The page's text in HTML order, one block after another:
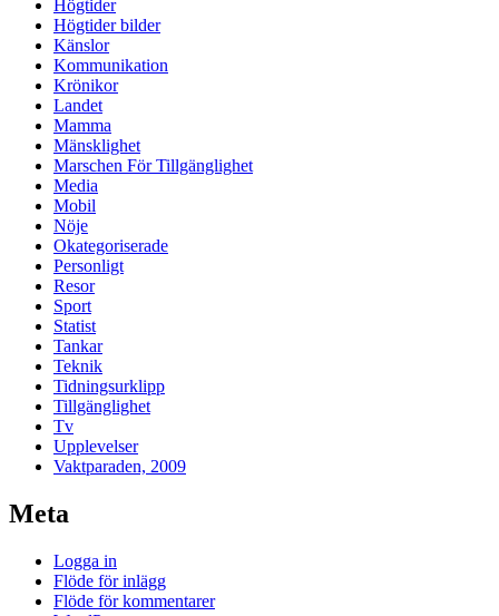
Högtider
Högtider bilder
Känslor
Kommunikation
Krönikor
Landet
Mamma
Mänsklighet
Marschen För Tillgänglighet
Media
Mobil
Nöje
Okategoriserade
Personligt
Resor
Sport
Statist
Tankar
Teknik
Tidningsurklipp
Tillgänglighet
Tv
Upplevelser
Vaktparaden, 2009
Meta
Logga in
Flöde för inlägg
Flöde för kommentarer